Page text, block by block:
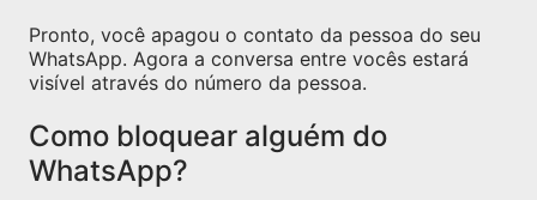
Pronto, você apagou o contato da pessoa do seu
WhatsApp. Agora a conversa entre vocês estará
visível através do número da pessoa.
Como bloquear alguém do
WhatsApp?